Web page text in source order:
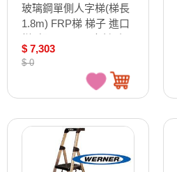
玻璃鋼單側人字梯(梯長
1.8m) FRP梯 梯子 進口
購後無法退換貨）
$ 7,303
$ 0